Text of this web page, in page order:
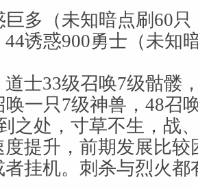
巨多（未知暗点刷60
诱惑900勇士（未知
士33级召唤7级骷髅
唤一只7级神兽，48召
之处，寸草不生，战
度提升，前期发展比较
挂机。刺杀与烈火都